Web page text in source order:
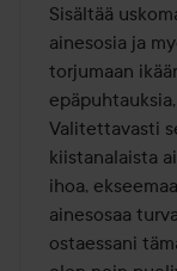
Sisältää
ainesosia ja
torjumaan
Valitettavasti
kiistanalaista
ihoa,
ainesosaa
ostaessani